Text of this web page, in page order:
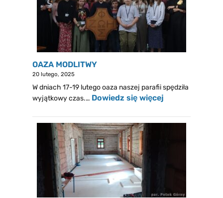
OAZA MODLITWY
20 lutego, 2025
W dniach 17-19 lutego oaza naszej parafii spędziła
wyjątkowy czas.… Dowiedz się więcej